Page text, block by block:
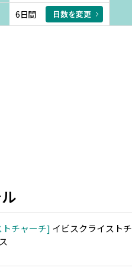
6日間 日数を変更
チャーチ イビスクライスト